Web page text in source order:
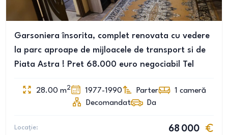
Garsoniera însorita, complet renovata cu vedere
la parc aproape de mijloacele de transport si de
Piata Astra ! Pret 68.000 euro negociabil Tel
28.00 m2 1977-1990 Parter 1 cameră
Decomandat
Da
Locație:
68 000